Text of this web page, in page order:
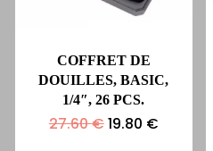
COFFRET DE
DOUILLES, BASIC,
1/4″, 26 PCS.
27.60€Le
19.80 €Le